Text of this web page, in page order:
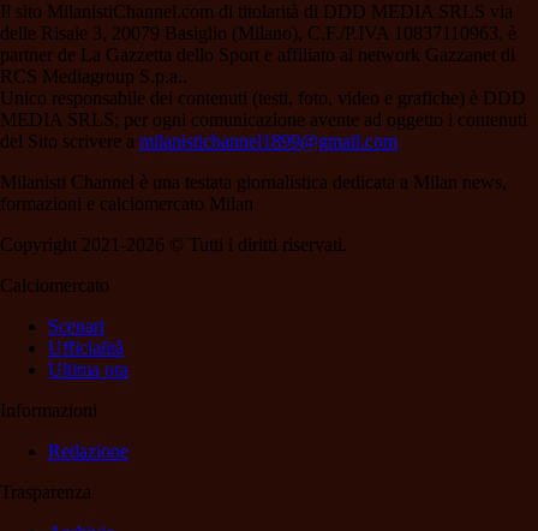
Il sito MilanistiChannel.com di titolarità di DDD MEDIA SRLS via
delle Risaie 3, 20079 Basiglio (Milano), C.F./P.IVA 10837110963, è
partner de La Gazzetta dello Sport e affiliato al network Gazzanet di
RCS Mediagroup S.p.a..
Unico responsabile dei contenuti (testi, foto, video e grafiche) è DDD
MEDIA SRLS; per ogni comunicazione avente ad oggetto i contenuti
del Sito scrivere a milanistichannel1899@gmail.com
Milanisti Channel è una testata giornalistica dedicata a Milan news,
formazioni e calciomercato Milan
Copyright 2021-2026 © Tutti i diritti riservati.
Calciomercato
Scenari
Ufficialità
Ultima ora
Informazioni
Redazione
Trasparenza